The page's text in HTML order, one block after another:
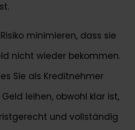
minimieren, dass sie
nicht wieder bekommen.
Sie als Kreditnehmer
leihen, obwohl klar ist,
und vollständig